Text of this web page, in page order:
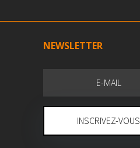
NEWSLETTER
INSCRIVEZ-VOUS